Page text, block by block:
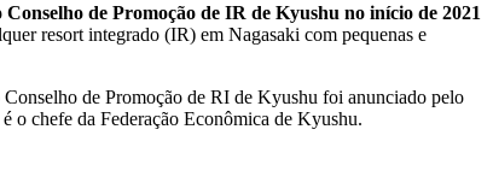
Conselho de Promoção de IR de Kyushu no início de 2021
resort integrado (IR) em Nagasaki com pequenas e
de Promoção de RI de Kyushu foi anunciado pelo
o chefe da Federação Econômica de Kyushu.